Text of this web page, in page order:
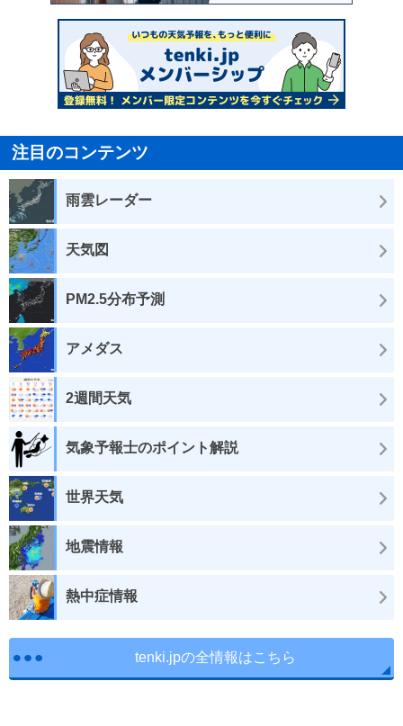
注目のコンテンツ
雨雲レーダー
天気図
PM2.5分布予測
アメダス
2週間天気
気象予報士のポイント解説
世界天気
地震情報
熱中症情報
tenki.jpの全情報はこちら